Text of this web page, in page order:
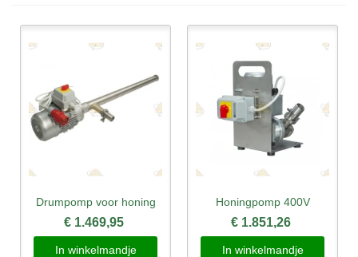
Drumpomp voor honing
€ 1.469,95
In winkelmandje
Honingpomp 400V
€ 1.851,26
In winkelmandje